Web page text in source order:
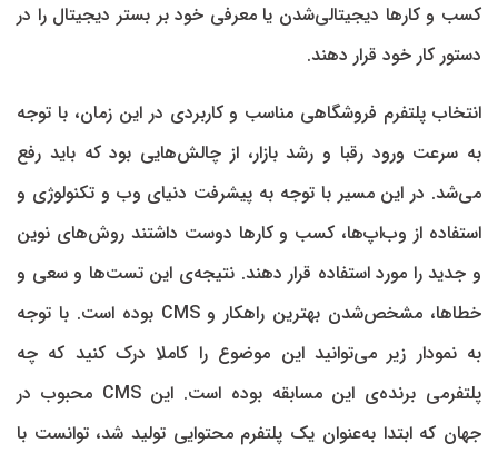
کسب و کارها دیجیتالی‌شدن یا معرفی خود بر بستر دیجیتال را در
دستور کار خود قرار دهند.
انتخاب پلتفرم فروشگاهی مناسب و کاربردی در این زمان، با توجه
به سرعت ورود رقبا و رشد بازار، از چالش‌هایی بود که باید رفع
می‌شد. در این مسیر با توجه به پیشرفت دنیای وب و تکنولوژی و
استفاده از وب‌اپ‌ها، کسب و کارها دوست داشتند روش‌های نوین
و جدید را مورد استفاده قرار دهند. نتیجه‌ی این تست‌ها و سعی و
خطاها، مشخص‌شدن بهترین راهکار و CMS بوده است. با توجه
به نمودار زیر می‌توانید این موضوع را کاملا درک کنید که چه
پلتفرمی برنده‌ی این مسابقه بوده است. این CMS محبوب در
جهان که ابتدا به‌عنوان یک پلتفرم محتوایی تولید شد، توانست با